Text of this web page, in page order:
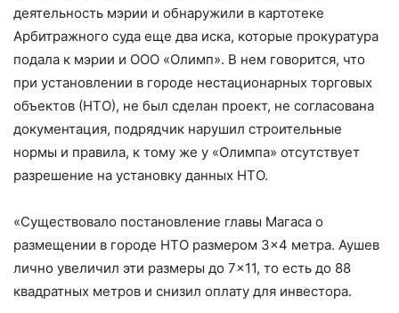
деятельность мэрии и обнаружили в картотеке
Арбитражного суда еще два иска, которые прокуратура
подала к мэрии и ООО «Олимп». В нем говорится, что
при установлении в городе нестационарных торговых
объектов (НТО), не был сделан проект, не согласована
документация, подрядчик нарушил строительные
нормы и правила, к тому же у «Олимпа» отсутствует
разрешение на установку данных НТО.
«Существовало постановление главы Магаса о
размещении в городе НТО размером 3×4 метра. Аушев
лично увеличил эти размеры до 7×11, то есть до 88
квадратных метров и снизил оплату для инвестора.